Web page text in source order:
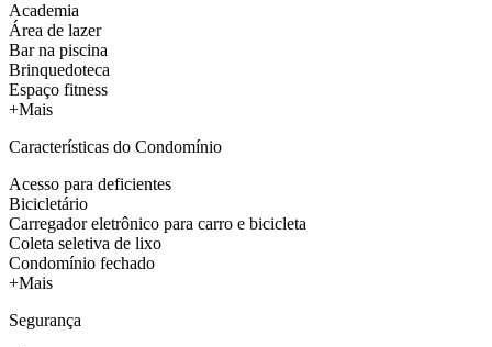
Academia
Área de lazer
Bar na piscina
Brinquedoteca
Espaço fitness
+Mais
Características do Condomínio
Acesso para deficientes
Bicicletário
Carregador eletrônico para carro e bicicleta
Coleta seletiva de lixo
Condomínio fechado
+Mais
Segurança